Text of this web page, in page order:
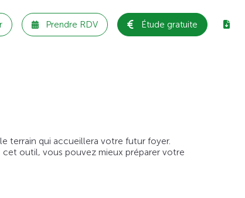
Prendre RDV Étude gratuite
terrain qui accueillera votre futur foyer.
cet outil, vous pouvez mieux préparer votre